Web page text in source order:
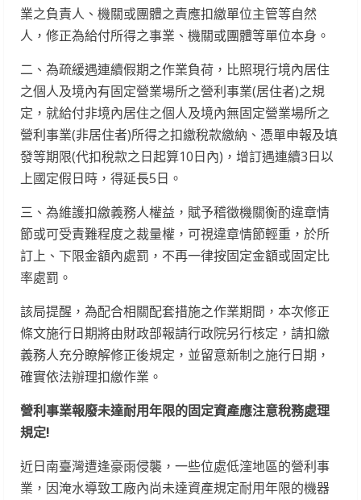
業之負責人、機關或團體之責應扣繳單位主管等自然
人，修正為給付所得之事業、機關或團體等單位本身。
二、為疏緩遇連續假期之作業負荷，比照現行境內居住
之個人及境內有固定營業場所之營利事業(居住者)之規
定，就給付非境內居住之個人及境內無固定營業場所之
營利事業(非居住者)所得之扣繳稅款繳納、憑單申報及填
發等期限(代扣稅款之日起算10日內)，增訂遇連續3日以
上國定假日時，得延長5日。
三、為維護扣繳義務人權益，賦予稽徵機關衡酌違章情
節或可受責難程度之裁量權，可視違章情節輕重，於所
訂上、下限金額內處罰，不再一律按固定金額或固定比
率處罰。
該局提醒，為配合相關配套措施之作業期間，本次修正
條文施行日期將由財政部報請行政院另行核定，請扣繳
義務人充分瞭解修正後規定，並留意新制之施行日期，
確實依法辦理扣繳作業。
營利事業報廢未達耐用年限的固定資產應注意稅務處理
規定!
近日南臺灣遭逢豪雨侵襲，一些位處低漥地區的營利事
業，因淹水導致工廠內尚未達資產規定耐用年限的機器